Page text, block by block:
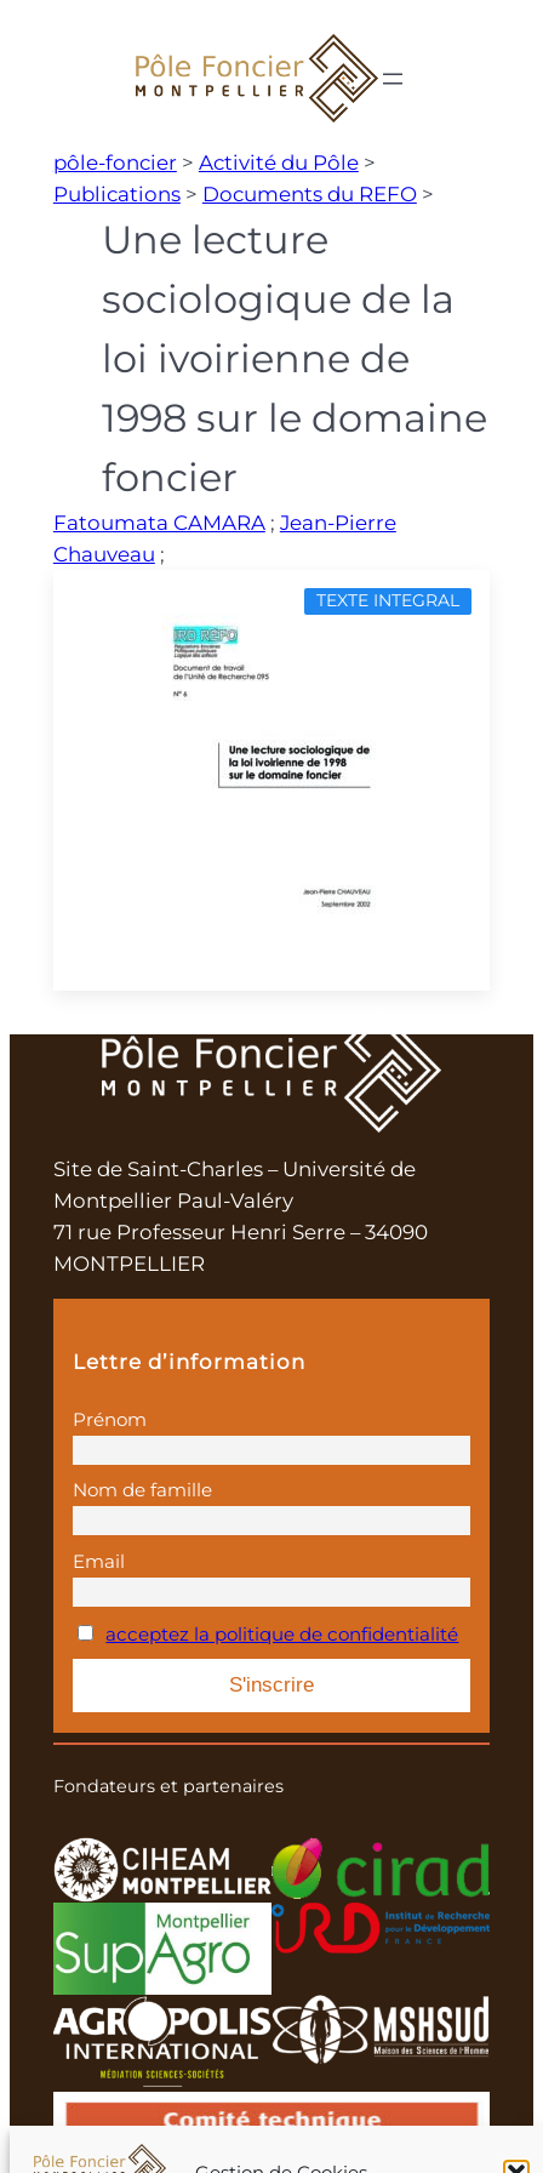
pôle-foncier > Activité du Pôle>
Publications> Documents du REFO>
Une lecture
sociologique de la
loi ivoirienne de
1998 sur le domaine
foncier
Fatoumata CAMARA; Jean-Pierre
Chauveau ;
TEXTE INTEGRAL
Site de Saint-Charles – Université de
Montpellier Paul-Valéry
71 rue Professeur Henri Serre – 34090
MONTPELLIER
Lettre d’information
Prénom
Nom de famille
Email
acceptez la politique de confidentialité
Fondateurs et partenaires